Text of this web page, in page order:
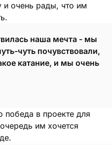
и очень рады, что им
наша мечта - мы
чуть почувствовали,
катание, и мы очень
победа в проекте для
им хочется